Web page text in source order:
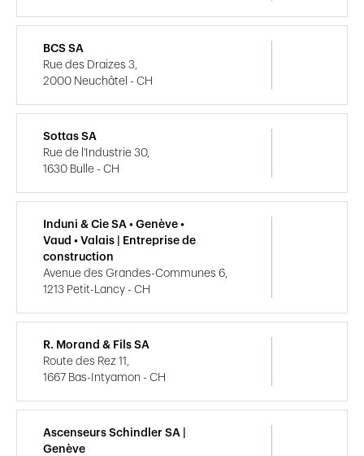
BCS SA
Rue des Draizes 3,
2000 Neuchâtel - CH
Sottas SA
Rue de l'Industrie 30,
1630 Bulle - CH
Induni & Cie SA • Genève •
Vaud • Valais | Entreprise de
construction
Avenue des Grandes-Communes 6,
1213 Petit-Lancy - CH
R. Morand & Fils SA
Route des Rez 11,
1667 Bas-Intyamon - CH
Ascenseurs Schindler SA |
Genève